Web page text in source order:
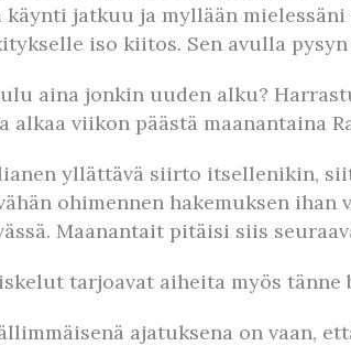
käynti jatkuu ja myllään
iso kiitos. Sen avulla
aina jonkin uuden alku?
alkaa viikon päästä maanantaina
yllättävä siirto itsellenikin,
ohimennen hakemuksen
Maanantait pitäisi siis
tarjoavat aiheita myös
ajatuksena on vaan,